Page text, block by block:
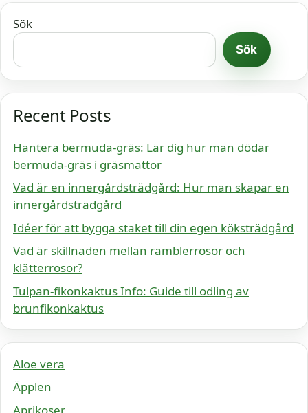
Sök
Sök
Recent Posts
Hantera bermuda-gräs: Lär dig hur man dödar
bermuda-gräs i gräsmattor
Vad är en innergårdsträdgård: Hur man skapar en
innergårdsträdgård
Idéer för att bygga staket till din egen köksträdgård
Vad är skillnaden mellan ramblerrosor och
klätterrosor?
Tulpan-fikonkaktus Info: Guide till odling av
brunfikonkaktus
Aloe vera
Äpplen
Aprikoser